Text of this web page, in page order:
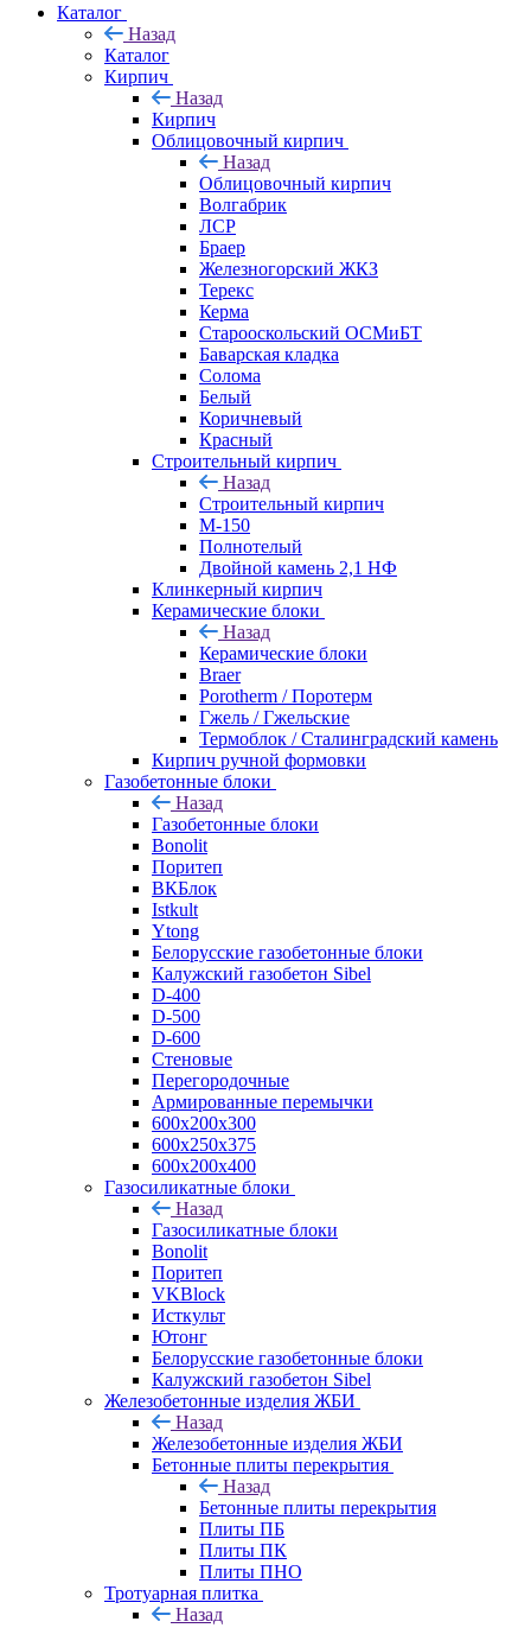
Каталог
Назад
Каталог
Кирпич
Назад
Кирпич
Облицовочный кирпич
Назад
Облицовочный кирпич
Волгабрик
ЛСР
Браер
Железногорский ЖКЗ
Терекс
Керма
Старооскольский ОСМиБТ
Баварская кладка
Солома
Белый
Коричневый
Красный
Строительный кирпич
Назад
Строительный кирпич
М-150
Полнотелый
Двойной камень 2,1 НФ
Клинкерный кирпич
Керамические блоки
Назад
Керамические блоки
Braer
Porotherm / Поротерм
Гжель / Гжельские
Термоблок / Сталинградский камень
Кирпич ручной формовки
Газобетонные блоки
Назад
Газобетонные блоки
Bonolit
Поритеп
ВКБлок
Istkult
Ytong
Белорусские газобетонные блоки
Калужский газобетон Sibel
D-400
D-500
D-600
Стеновые
Перегородочные
Армированные перемычки
600х200х300
600х250х375
600х200х400
Газосиликатные блоки
Назад
Газосиликатные блоки
Bonolit
Поритеп
VKBlock
Исткульт
Ютонг
Белорусские газобетонные блоки
Калужский газобетон Sibel
Железобетонные изделия ЖБИ
Назад
Железобетонные изделия ЖБИ
Бетонные плиты перекрытия
Назад
Бетонные плиты перекрытия
Плиты ПБ
Плиты ПК
Плиты ПНО
Тротуарная плитка
Назад